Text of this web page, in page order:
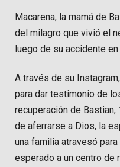
Macarena, la mamá de
del milagro que vivió el
luego de su accidente
A través de su
para dar testimonio de
recuperación de
de aferrarse a Dios, la
una familia atravesó
esperado a un centro de